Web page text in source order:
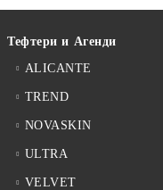
Тефтери и Агенди
ALICANTE
TREND
NOVASKIN
ULTRA
VELVET